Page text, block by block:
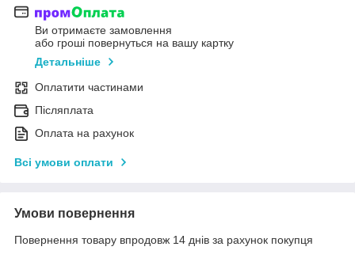
Ви отримаєте замовлення
або гроші повернуться на вашу картку
Детальніше
Оплатити частинами
Післяплата
Оплата на рахунок
Всі умови оплати
Умови повернення
Повернення товару впродовж 14 днів за рахунок покупця